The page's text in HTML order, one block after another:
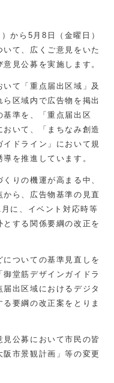
から 5 月 8 日（金曜日）
いて、広くご意見をいた
見公募を実施します。
て「重点届出区域」及
区域内で広告物を掲出
準を、「重点届出区
いて、「まちなみ創造
ドライン」において規
を推進しています。
りの機運が高まる中、
ら、広告物基準の見直
月に、イベント対応時等
する関係要綱の改正を
ついての基準見直しを
堂筋デザインガイドラ
出区域におけるデジタ
要綱の改正案をとりま
公募において市民の皆
市景観計画」等の変更